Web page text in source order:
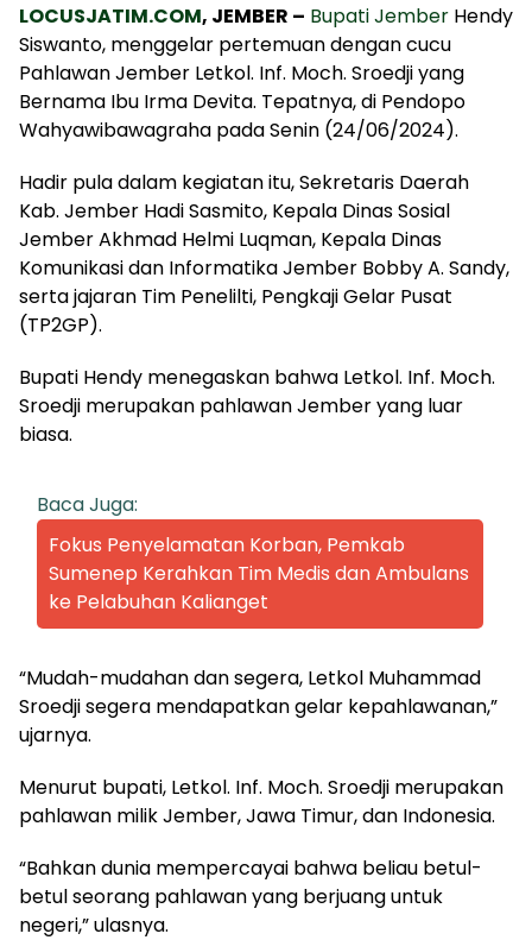
LOCUSJATIM.COM, JEMBER – Bupati Jember Hendy
Siswanto, menggelar pertemuan dengan cucu
Pahlawan Jember Letkol. Inf. Moch. Sroedji yang
Bernama Ibu Irma Devita. Tepatnya, di Pendopo
Wahyawibawagraha pada Senin (24/06/2024).
Hadir pula dalam kegiatan itu, Sekretaris Daerah
Kab. Jember Hadi Sasmito, Kepala Dinas Sosial
Jember Akhmad Helmi Luqman, Kepala Dinas
Komunikasi dan Informatika Jember Bobby A. Sandy,
serta jajaran Tim Penelilti, Pengkaji Gelar Pusat
(TP2GP).
Bupati Hendy menegaskan bahwa Letkol. Inf. Moch.
Sroedji merupakan pahlawan Jember yang luar
biasa.
Baca Juga:
Fokus Penyelamatan Korban, Pemkab
Sumenep Kerahkan Tim Medis dan Ambulans
ke Pelabuhan Kalianget
“Mudah-mudahan dan segera, Letkol Muhammad
Sroedji segera mendapatkan gelar kepahlawanan,”
ujarnya.
Menurut bupati, Letkol. Inf. Moch. Sroedji merupakan
pahlawan milik Jember, Jawa Timur, dan Indonesia.
“Bahkan dunia mempercayai bahwa beliau betul-
betul seorang pahlawan yang berjuang untuk
negeri,” ulasnya.